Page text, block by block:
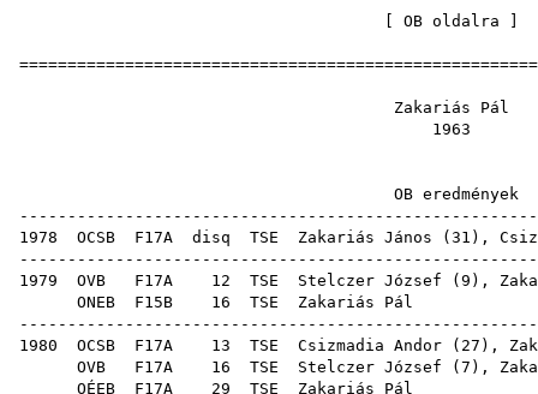
OB oldalra
OB
1978 OCSB F17A disq TSE Zakariás János ( 31 ),
1979 OVB F17A 12 TSE Stelczer József ( 9 ),
ONEB F15B 16 TSE
1980 OCSB F17A 13 TSE Csizmadia Andor ( 27 ),
OVB F17A 16 TSE Stelczer József ( 7 ),
OÉEB F17A 29 TSE